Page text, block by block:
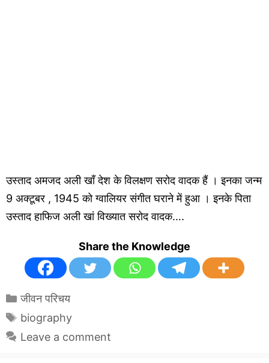
उस्ताद अमजद अली खाँ देश के विलक्षण सरोद वादक हैं । इनका जन्म
9 अक्टूबर , 1945 को ग्वालियर संगीत घराने में हुआ । इनके पिता
उस्ताद हाफिज अली खां विख्यात सरोद वादक….
Share the Knowledge
Categories
जीवन परिचय
Tags
biography
Leave a comment